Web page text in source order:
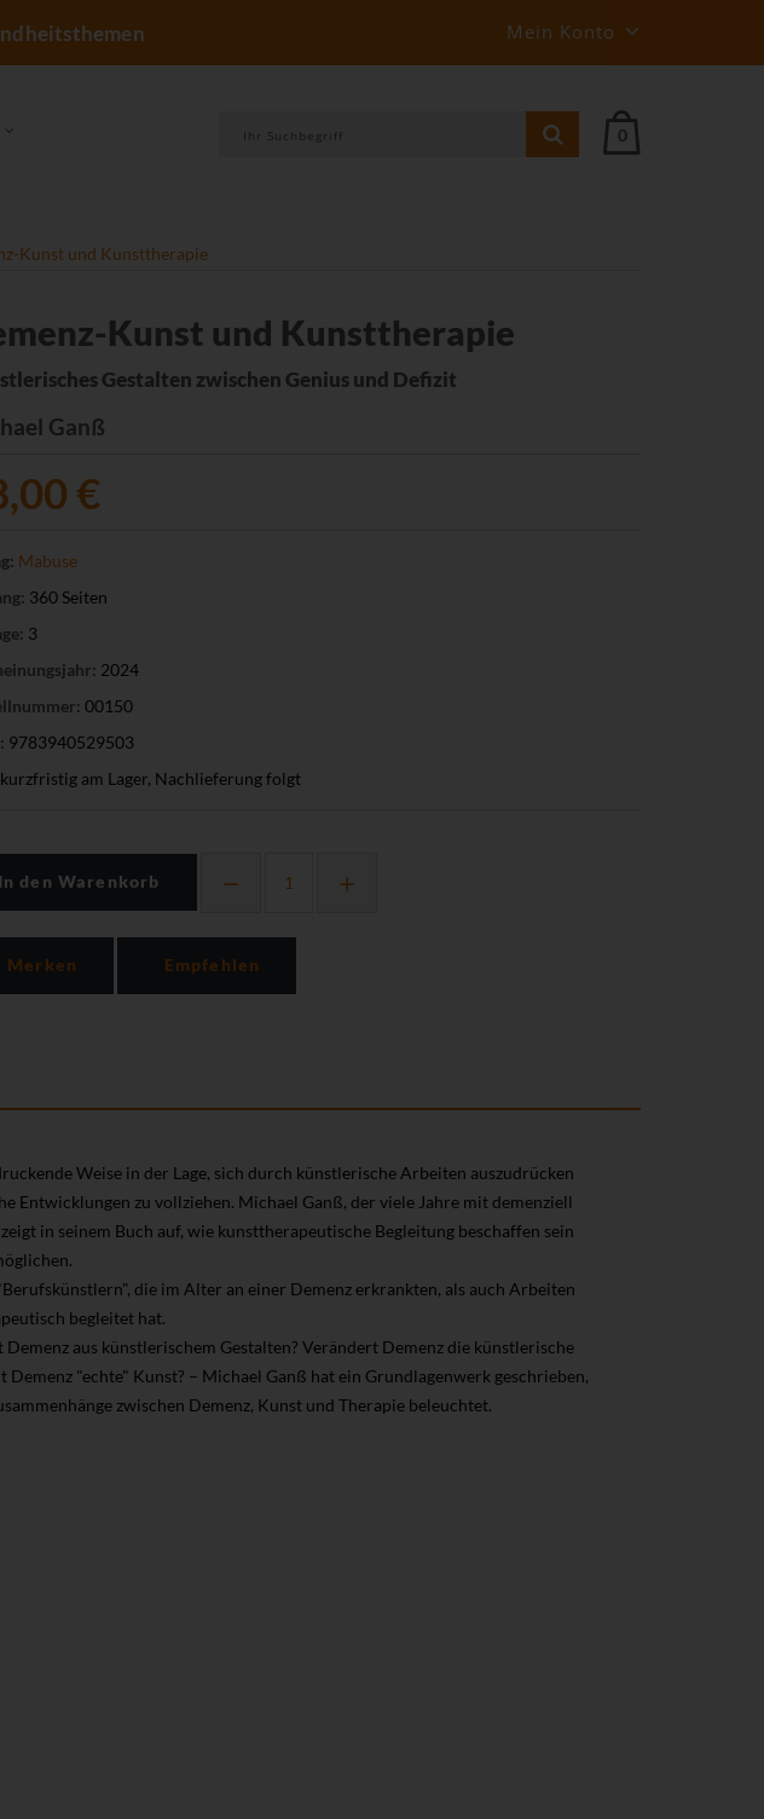
Mein Konto
0
Kunst und Kunsttherapie
Kunst und Kunsttherapie
Gestalten zwischen Genius und Defizit
Ganß
€
Mabuse
360 Seiten
3
2024
00150
9783940529503
am Lager, Nachlieferung folgt
In den Warenkorb
Merken Empfehlen
Weise in der Lage, sich durch künstlerische Arbeiten auszudrücken
Entwicklungen zu vollziehen. Michael Ganß, der viele Jahre mit demenziell
in seinem Buch auf, wie kunsttherapeutische Begleitung beschaffen sein
die im Alter an einer Demenz erkrankten, als auch Arbeiten
begleitet hat.
aus künstlerischem Gestalten? Verändert Demenz die künstlerische
"echte" Kunst? – Michael Ganß hat ein Grundlagenwerk geschrieben,
zwischen Demenz, Kunst und Therapie beleuchtet.